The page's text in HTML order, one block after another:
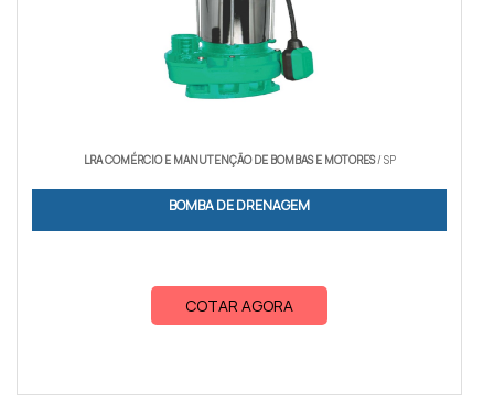
LRA COMÉRCIO E MANUTENÇÃO DE BOMBAS E MOTORES/ SP
BOMBA DE DRENAGEM
COTAR AGORA